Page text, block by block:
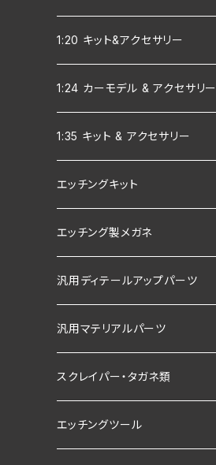
1:20 キット&アクセサリー
1:24 カーモデル & アクセサリー
1:35 キット & アクセサリー
エッチングキット
エッチング製メガネ
汎用ディテールアップパーツ
汎用マテリアルパーツ
スクレイパー・タガネ類
エッチングツール